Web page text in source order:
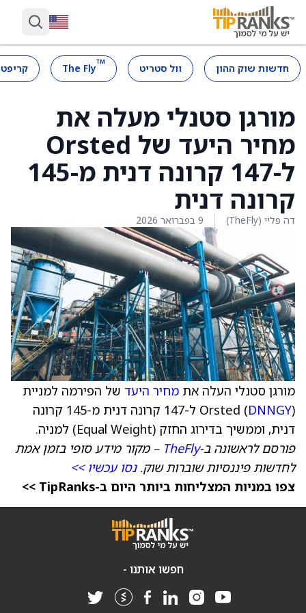
חדשות שוק ההון וול סטריט ™
The Fly
מורגן סטנלי מעלה את
מחיר היעד של Orsted
ל-147 קרונה דנית מ-145
קרונה דנית
דה פליי (TheFly) 9 בפברואר 2026
מורגן סטנלי העלה את מחיר היעד של הפירמה למניית
Orsted (DNNGY
) ל-147 קרונה דנית מ-145 קרונה
דנית, וממשיך בדירוג החזק (Equal Weight) למניה.
פורסם לראשונה ב-TheFly – מקור מידע סופי בזמן אמת
לחדשות פיננסיות שוברות שוק.נסו עכשיו >>
צפו במניות המצליחות ביותר היום ב-TipRanks >>
חפשו אותנו -